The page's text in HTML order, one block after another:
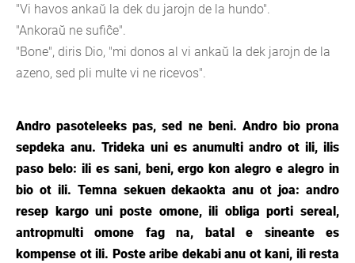
"Vi havos ankaŭ la dek du jarojn de la hundo".
"Ankoraŭ ne sufiĉe".
"Bone", diris Dio, "mi donos al vi ankaŭ la dek jarojn de la
azeno, sed pli multe vi ne ricevos".
Andro pasoteleeks pas, sed ne beni. Andro bio prona
sepdeka anu. Trideka uni es anumulti andro ot ili, ilis
paso belo: ili es sani, beni, ergo kon alegro e alegro in
bio ot ili. Temna sekuen dekaokta anu ot joa: andro
resep kargo uni poste omone, ili obliga porti sereal,
antropmulti omone fag na, batal e sineante es
kompense ot ili. Poste aribe dekabi anu ot kani, ili resta